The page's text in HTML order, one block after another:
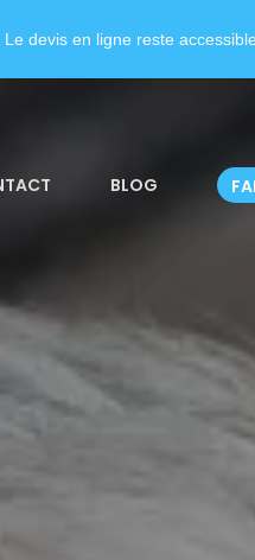
BLOG
devis en ligne reste